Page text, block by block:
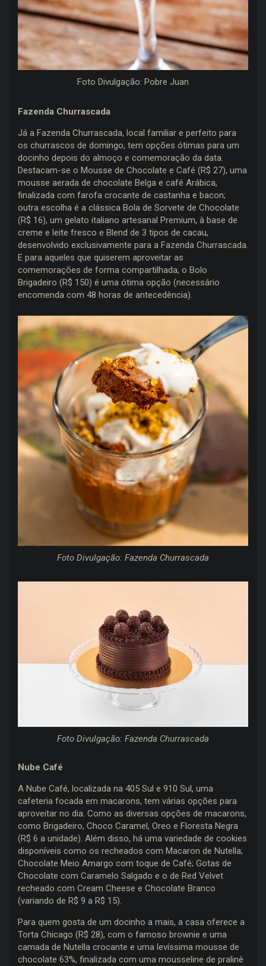
Foto Divulgação: Pobre Juan
Fazenda Churrascada
Já a Fazenda Churrascada, local familiar e perfeito para
os churrascos de domingo, tem opções ótimas para um
docinho depois do almoço e comemoração da data.
Destacam-se o Mousse de Chocolate e Café (R$ 27), uma
mousse aerada de chocolate Belga e café Arábica,
finalizada com farofa crocante de castanha e bacon;
outra escolha é a clássica Bola de Sorvete de Chocolate
(R$ 16), um gelato italiano artesanal Premium, à base de
creme e leite fresco e Blend de 3 tipos de cacau,
desenvolvido exclusivamente para a Fazenda Churrascada.
E para aqueles que quiserem aproveitar as
comemorações de forma compartilhada, o Bolo
Brigadeiro (R$ 150) é uma ótima opção (necessário
encomenda com 48 horas de antecedência).
Foto Divulgação: Fazenda Churrascada
Foto Divulgação: Fazenda Churrascada
Nube Café
A Nube Café, localizada na 405 Sul e 910 Sul, uma
cafeteria focada em macarons, tem várias opções para
aproveitar no dia. Como as diversas opções de macarons,
como Brigadeiro, Choco Caramel, Oreo e Floresta Negra
(R$ 6 a unidade). Além disso, há uma variedade de cookies
disponíveis como os recheados com Macaron de Nutella;
Chocolate Meio Amargo com toque de Café; Gotas de
Chocolate com Caramelo Salgado e o de Red Velvet
recheado com Cream Cheese e Chocolate Branco
(variando de R$ 9 a R$ 15).
Para quem gosta de um docinho a mais, a casa oferece a
Torta Chicago (R$ 28), com o famoso brownie e uma
camada de Nutella crocante e uma levíssima mousse de
chocolate 63%, finalizada com uma mousseline de pralinè